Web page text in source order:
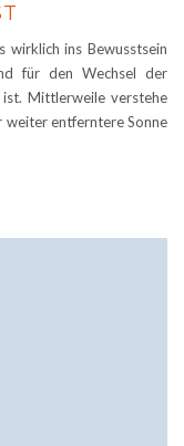
ins Bewusstsein
für den Wechsel der
Mittlerweile verstehe
weiter entferntere Sonne